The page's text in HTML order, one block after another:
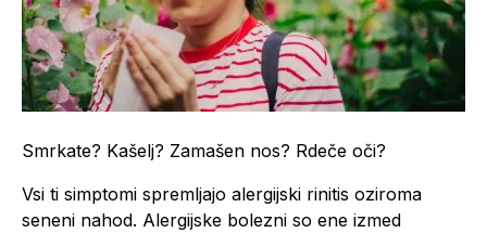
Smrkate? Kašelj? Zamašen nos? Rdeče oči?
Vsi ti simptomi spremljajo alergijski rinitis oziroma
seneni nahod. Alergijske bolezni so ene izmed